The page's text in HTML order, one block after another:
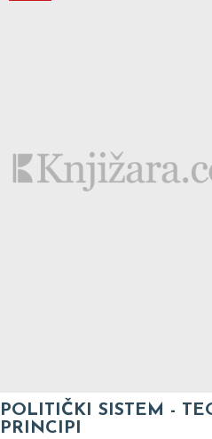
POLITIČKI SISTEM -
PRINCIPI